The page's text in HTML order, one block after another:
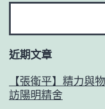
近期文章
【張衛平】精力與
訪陽明精舍